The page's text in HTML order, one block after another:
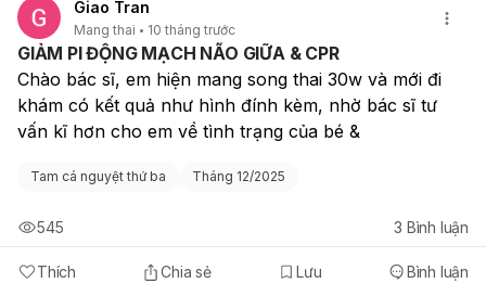
Giao Tran
Mang thai 10 tháng trước
GIẢM PI ĐỘNG MẠCH NÃO GIỮA & CPR
Chào bác sĩ, em hiện mang song thai 30w và mới đi
khám có kết quả như hình đính kèm, nhờ bác sĩ tư
vấn kĩ hơn cho em về tình trạng của bé &
Tam cá nguyệt thứ ba Tháng 12/2025
Thích Chia sẻ Lưu Bình luận
545 3 Bình luận